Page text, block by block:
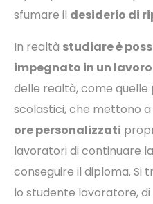
sfumare il desiderio di
In realtà studiare è
impegnato in un
delle realtà, come quelle
scolastici, che mettono a
ore personalizzati
lavoratori di continuare
conseguire il diploma. Si
lo studente lavoratore, di